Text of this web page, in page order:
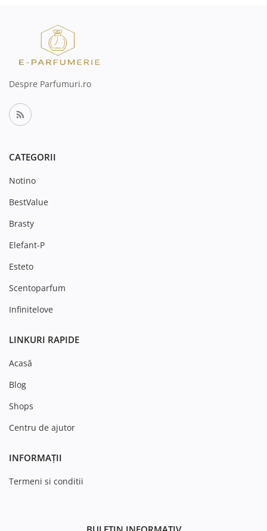
Despre Parfumuri.ro
CATEGORII
Notino
BestValue
Brasty
Elefant-P
Esteto
Scentoparfum
Infinitelove
LINKURI RAPIDE
Acasă
Blog
Shops
Centru de ajutor
INFORMAȚII
Termeni si conditii